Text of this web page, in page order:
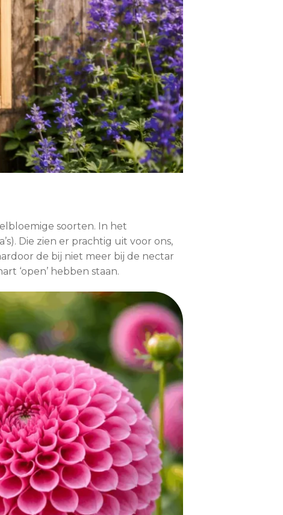
soorten. In het
Die zien er prachtig uit voor ons,
de bij niet meer bij de nectar
‘open’ hebben staan.